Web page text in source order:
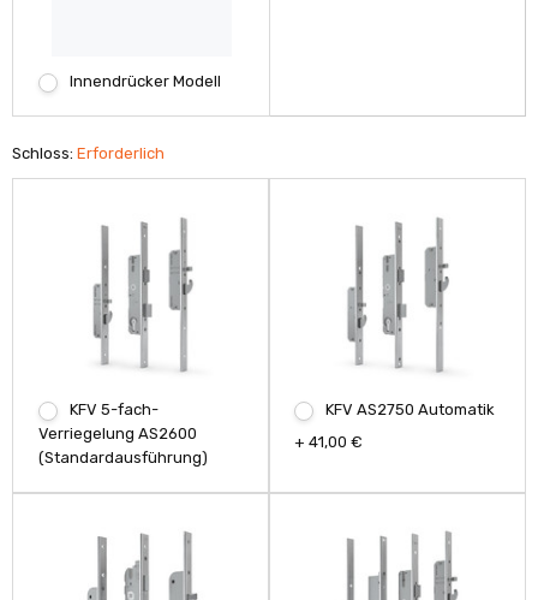
Innendrücker Modell
Schloss:Erforderlich
KFV 5-fach-
Verriegelung AS2600
(Standardausführung)
KFV AS2750 Automatik
+ 41,00 €